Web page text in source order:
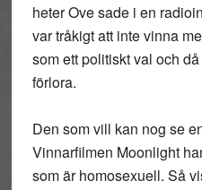
heter Ove sade i en
var tråkigt att inte vinna
som ett politiskt val och
förlora.
Den som vill kan nog se
Vinnarfilmen Moonlight
som är homosexuell. Så